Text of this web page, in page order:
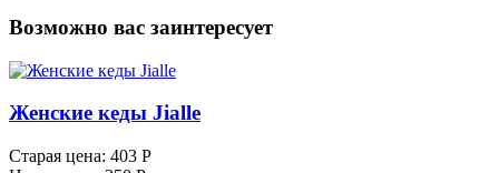
Возможно вас заинтересует
Женские кеды Jialle
Старая цена: 403 Р